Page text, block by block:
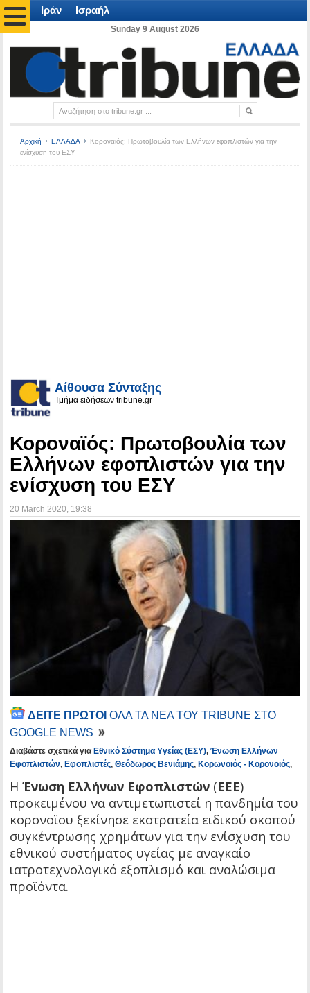
Ιράν Ισραήλ
Sunday 9 August 2026
Αρχική ΕΛΛΑΔΑ
Κοροναϊός: Πρωτοβουλία των Ελλήνων εφοπλιστών για την
ενίσχυση του ΕΣΥ
Αίθουσα Σύνταξης
Τμήμα ειδήσεων tribune.gr
Κοροναϊός: Πρωτοβουλία των
Ελλήνων εφοπλιστών για την
ενίσχυση του ΕΣΥ
20 March 2020 , 19:38
ΔΕΙΤΕ ΠΡΩΤΟΙ ΟΛΑ ΤΑ ΝΕΑ ΤΟΥ TRIBUNE ΣΤΟ
GOOGLE NEWS
Διαβάστε σχετικά για Εθνικό Σύστημα Υγείας (ΕΣΥ), Ένωση Ελλήνων
Εφοπλιστών, Εφοπλιστές, Θεόδωρος Βενιάμης, Κορωνοϊός - Κορονοϊός,
Η Ένωση Ελλήνων Εφοπλιστών (ΕΕΕ)
προκειμένου να αντιμετωπιστεί η πανδημία του
κορονοϊου ξεκίνησε εκστρατεία ειδικού σκοπού
συγκέντρωσης χρημάτων για την ενίσχυση του
εθνικού συστήματος υγείας με αναγκαίο
ιατροτεχνολογικό εξοπλισμό και αναλώσιμα
προϊόντα.